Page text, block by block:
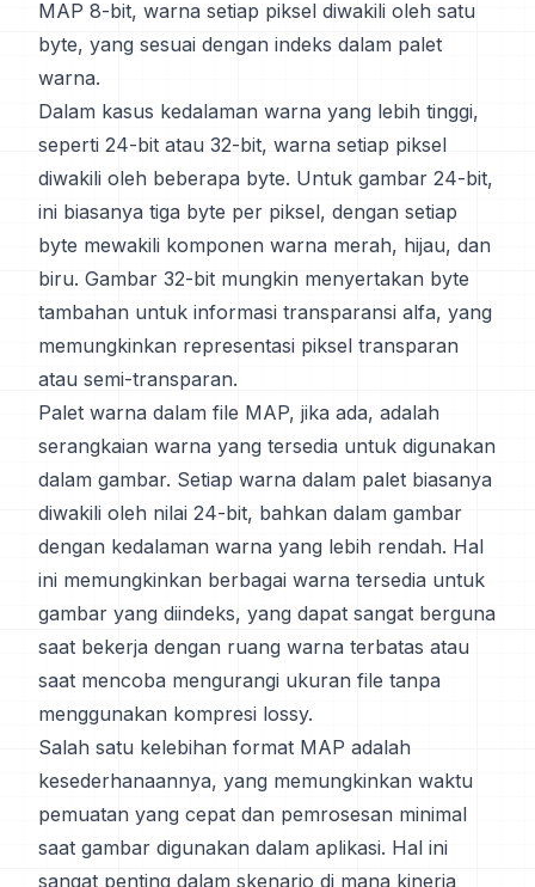
MAP 8-bit, warna setiap piksel diwakili oleh satu
byte, yang sesuai dengan indeks dalam palet
warna.
Dalam kasus kedalaman warna yang lebih tinggi,
seperti 24-bit atau 32-bit, warna setiap piksel
diwakili oleh beberapa byte. Untuk gambar 24-bit,
ini biasanya tiga byte per piksel, dengan setiap
byte mewakili komponen warna merah, hijau, dan
biru. Gambar 32-bit mungkin menyertakan byte
tambahan untuk informasi transparansi alfa, yang
memungkinkan representasi piksel transparan
atau semi-transparan.
Palet warna dalam file MAP, jika ada, adalah
serangkaian warna yang tersedia untuk digunakan
dalam gambar. Setiap warna dalam palet biasanya
diwakili oleh nilai 24-bit, bahkan dalam gambar
dengan kedalaman warna yang lebih rendah. Hal
ini memungkinkan berbagai warna tersedia untuk
gambar yang diindeks, yang dapat sangat berguna
saat bekerja dengan ruang warna terbatas atau
saat mencoba mengurangi ukuran file tanpa
menggunakan kompresi lossy.
Salah satu kelebihan format MAP adalah
kesederhanaannya, yang memungkinkan waktu
pemuatan yang cepat dan pemrosesan minimal
saat gambar digunakan dalam aplikasi. Hal ini
sangat penting dalam skenario di mana kinerja